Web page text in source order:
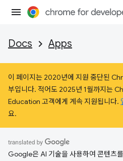
Docs Apps
이 페이지는 2020년에 지원 중단된
부입니다. 적어도 2025년 1월까지는
Education 고객에게 계속 지원됩니다.
요.
Google은 AI 기술을 사용하여 콘텐츠